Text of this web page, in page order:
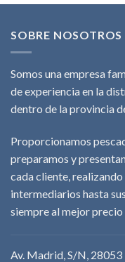
SOBRE NOSOTROS
Somos una empresa
de experiencia en la
dentro de la provincia
Proporcionamos
preparamos y
cada cliente,
intermediarios hasta
siempre al mejor
Av. Madrid, S/N,